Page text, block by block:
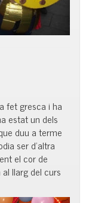
fet gresca i ha
estat un dels
duu a terme
ser d’altra
el cor de
llarg del curs